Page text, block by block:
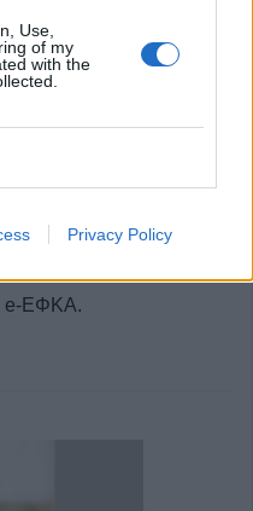
Use,
of my
with the
Privacy Policy
πληρωμής
e-ΕΦΚΑ.